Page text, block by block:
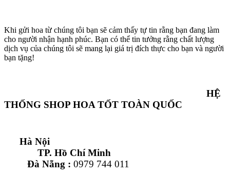
Khi gửi hoa từ chúng tôi bạn sẽ cảm thấy tự tin rằng bạn đang làm
cho người nhận hạnh phúc. Bạn có thể tin tưởng rằng chất lượng
dịch vụ của chúng tôi sẽ mang lại giá trị đích thực cho bạn và người
bạn tặng!
HỆ
THỐNG SHOP HOA TỐT TOÀN QUỐC
Hà Nội
TP. Hồ Chí Minh
Đà Nẵng : 0979 744 011